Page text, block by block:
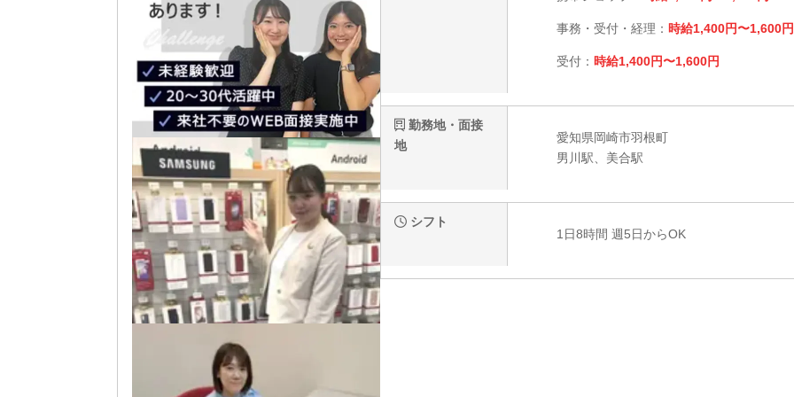
事務・受付・経理： 時給1,400円〜1,600円
受付： 時給1,400円〜1,600円
勤務地・面接
地
愛知県岡崎市羽根町
男川駅、美合駅
シフト
1日8時間 週5日からOK